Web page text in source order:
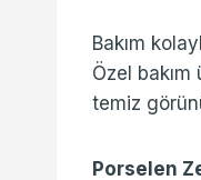
Bakım
Özel
temiz
Porselen